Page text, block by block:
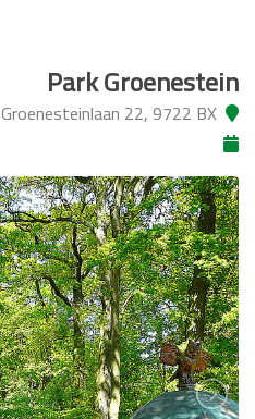
Park Groenestein
Groenesteinlaan 22, 9722 BX جروننجن, هولندا